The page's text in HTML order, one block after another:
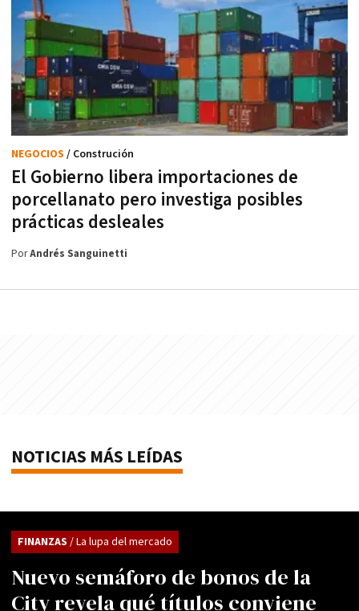
El Gobierno libera importaciones de
porcellanato pero investiga posibles
prácticas desleales
NEGOCIOS / Construción
PorAndrés Sanguinetti
NOTICIAS MÁS LEÍDAS
Nuevo semáforo de bonos de la
City revela qué títulos conviene
FINANZAS / La lupa del mercado